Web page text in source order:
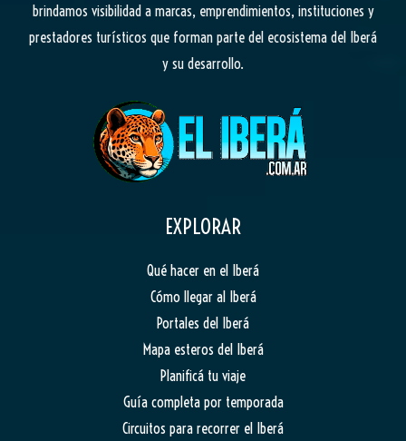
brindamos visibilidad a marcas, emprendimientos, instituciones y
prestadores turísticos que forman parte del ecosistema del Iberá
y su desarrollo.
EXPLORAR
Qué hacer en el Iberá
Cómo llegar al Iberá
Portales del Iberá
Mapa esteros del Iberá
Planificá tu viaje
Guía completa por temporada
Circuitos para recorrer el Iberá